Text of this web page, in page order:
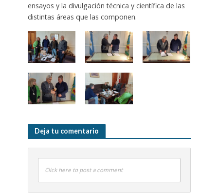
ensayos y la divulgación técnica y científica de las
distintas áreas que las componen.
Deja tu comentario
Click here to post a comment